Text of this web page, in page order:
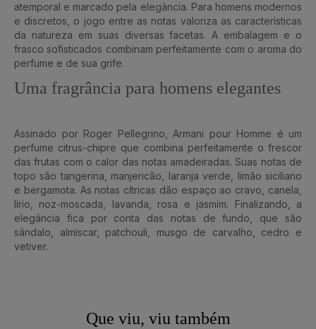
atemporal e marcado pela elegância. Para homens modernos
e discretos, o jogo entre as notas valoriza as características
da natureza em suas diversas facetas. A embalagem e o
frasco sofisticados combinam perfeitamente com o aroma do
perfume e de sua grife.
Uma fragrância para homens elegantes
Assinado por Roger Pellegrino, Armani pour Homme é um
perfume citrus-chipre que combina perfeitamente o frescor
das frutas com o calor das notas amadeiradas. Suas notas de
topo são tangerina, manjericão, laranja verde, limão siciliano
e bergamota. As notas cítricas dão espaço ao cravo, canela,
lírio, noz-moscada, lavanda, rosa e jasmim. Finalizando, a
elegância fica por conta das notas de fundo, que são
sândalo, almíscar, patchouli, musgo de carvalho, cedro e
vetiver.
Que viu, viu também